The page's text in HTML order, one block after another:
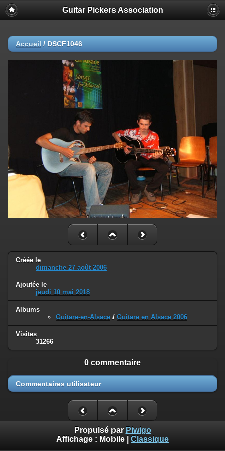
Guitar Pickers Association
Accueil / DSCF1046
Créée le
dimanche 27 août 2006
Ajoutée le
jeudi 10 mai 2018
Albums
Guitare-en-Alsace / Guitare en Alsace 2006
Visites
31266
0 commentaire
Commentaires utilisateur
Propulsé par Piwigo
Affichage : Mobile Classique